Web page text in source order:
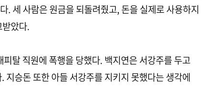
. 세 사람은 원금을 되돌려줬고, 돈을 실제로 사용하지
았다.
탈 직원에 폭행을 당했다. 백지연은 서강주를 두고
지승돈 또한 아들 서강주를 지키지 못했다는 생각에